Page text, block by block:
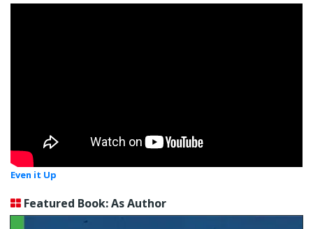
Even it Up
Featured Book: As Author